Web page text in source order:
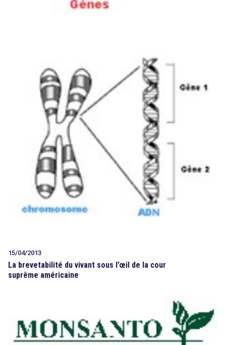
15/04/2013
La brevetabilité du vivant sous l’œil de la cour
suprême américaine